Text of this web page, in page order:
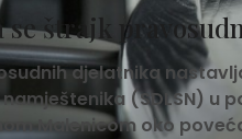
se štrajk
djelatnika
(SDLSN) u
Malenicom oko